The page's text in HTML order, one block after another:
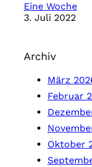
Eine Woche
3. Juli 2022
Archiv
März
Februar
Oktober